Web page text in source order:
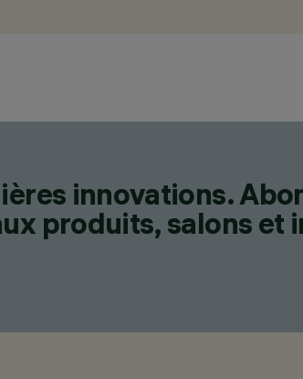
innovations.
produits, salons et